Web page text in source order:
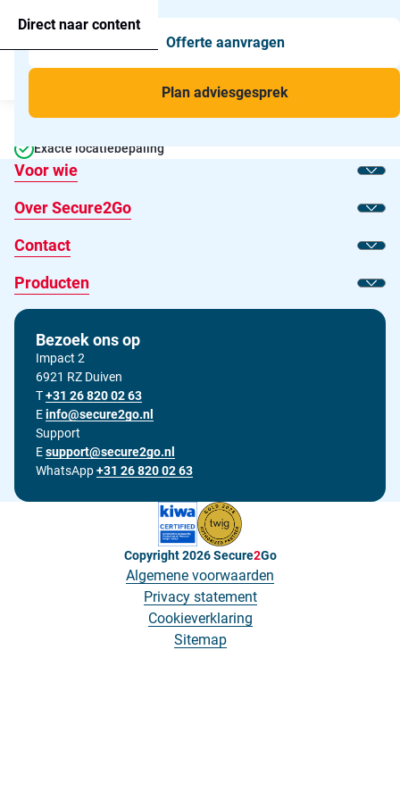
Direct naar content
Menu
Agressie alarmering
Man-down & BHV Alarmering
Voor wie
Toepassingen
Offerte aanvragen
Plan adviesgesprek
Exacte locatiebepaling
Voor wie
Toon
Over Secure2Go
Toon
Contact
Toon
Producten
Toon
Bezoek ons op
Impact 2
6921 RZ Duiven
TBel ons op
+31 26 820 02 63
EStuur ons een e-mail op
info@secure2go.nl
Support
EStuur onze support afdeling een e-mail op
support@secure2go.nl
WhatsApp+31 26 820 02 63
Copyright 2026Secure2Go
Algemene voorwaarden
Privacy statement
Cookieverklaring
Sitemap